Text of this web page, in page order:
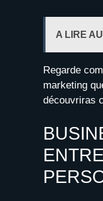
A LIRE
Regarde
marketing
découvriras